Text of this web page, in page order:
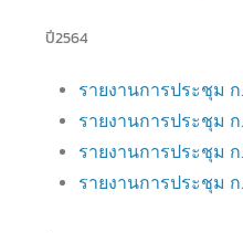
ปี2564
รายงานการประชุม
รายงานการประชุม
รายงานการประชุม
รายงานการประชุม